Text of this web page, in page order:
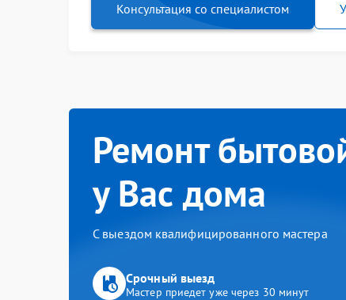
Консультация со специалистом
Ремонт
у Вас дома
С выездом квалифицированного мастера
Срочный выезд
Мастер приедет уже через 30 минут